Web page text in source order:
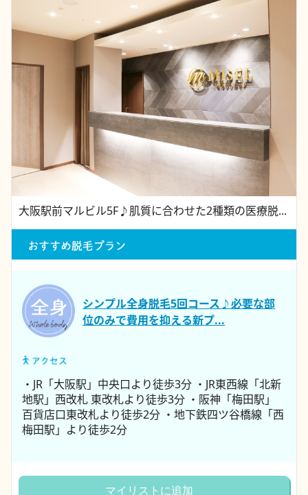
大阪駅前マルビル5F♪肌質に合わせた2種類の医療脱...
シンプル全身脱毛5回コース♪必要な部
位のみで費用を抑える新プ...
・JR「大阪駅」中央口より徒歩3分 ・JR東西線「北新
地駅」西改札 東改札より徒歩3分 ・阪神「梅田駅」
百貨店口東改札より徒歩2分 ・地下鉄四ツ谷橋線「西
梅田駅」より徒歩2分
マイリストに追加